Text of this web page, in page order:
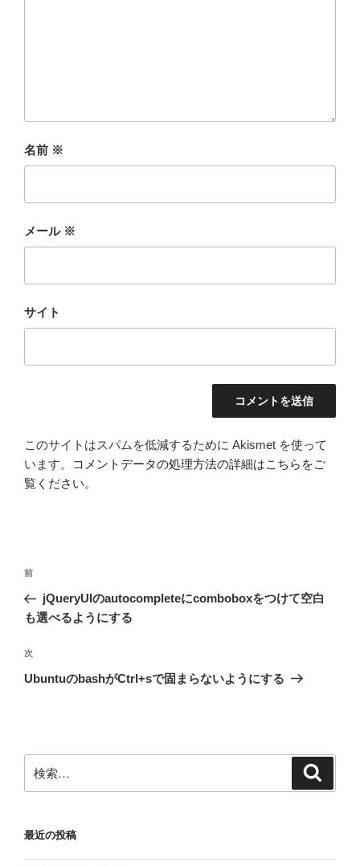
名前 ※
メール ※
サイト
このサイトはスパムを低減するために Akismet を使って
います。
コメントデータの処理方法の詳細はこちらをご
覧ください。
投
ナ
ゲ
ー
前
の
投
前
jQueryUIのautocompleteにcomboboxをつけて空白
も選べるようにする
次
の
次
UbuntuのbashがCtrl+sで固まらないようにする
索:
最近の投稿